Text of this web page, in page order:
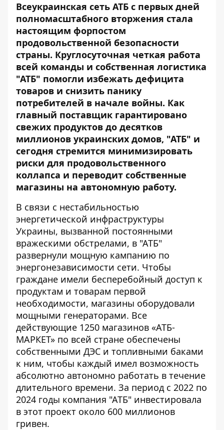
Всеукраинская сеть АТБ с первых дней
полномасштабного вторжения стала
настоящим форпостом
продовольственной безопасности
страны. Круглосуточная четкая работа
всей команды и собственная логистика
"АТБ" помогли избежать дефицита
товаров и снизить панику
потребителей в начале войны. Как
главный поставщик гарантировано
свежих продуктов до десятков
миллионов украинских домов, "АТБ" и
сегодня стремится минимизировать
риски для продовольственного
коллапса и переводит собственные
магазины на автономную работу.
В связи с нестабильностью
энергетической инфраструктуры
Украины, вызванной постоянными
вражескими обстрелами, в "АТБ"
развернули мощную кампанию по
энергонезависимости сети. Чтобы
граждане имели бесперебойный доступ к
продуктам и товарам первой
необходимости, магазины оборудовали
мощными генераторами. Все
действующие 1250 магазинов «АТБ-
МАРКЕТ» по всей стране обеспечены
собственными ДЭС и топливными баками
к ним, чтобы каждый имел возможность
абсолютно автономно работать в течение
длительного времени. За период с 2022 по
2024 годы компания "АТБ" инвестировала
в этот проект около 600 миллионов
гривен.